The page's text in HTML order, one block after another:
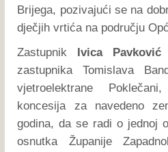
Brijega, pozivajući se na
dječjih vrtića na području
Zastupnik
Ivica Pavković
zastupnika Tomislava
vjetroelektrane
koncesija za navedeno
godina, da se radi o jednoj
osnutka Županije